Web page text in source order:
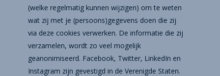
(welke regelmatig kunnen wijzigen) om te weten
wat zij met je (persoons)gegevens doen die zij
via deze cookies verwerken. De informatie die zij
verzamelen, wordt zo veel mogelijk
geanonimiseerd. Facebook, Twitter, LinkedIn en
Instagram zijn gevestigd in de Verenigde Staten.